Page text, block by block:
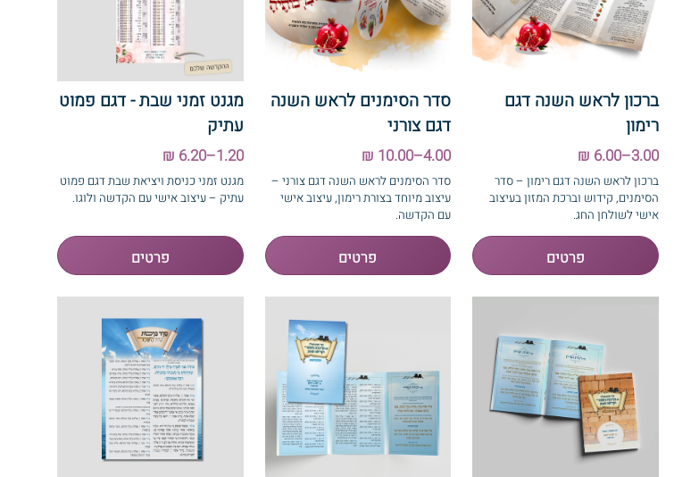
ברכון לראש השנה דגם
רימון
3.00–6.00 ₪
ברכון לראש השנה דגם רימון – סדר
הסימנים, קידוש וברכת המזון בעיצוב
אישי לשולחן החג.
סדר הסימנים לראש השנה
דגם צורני
4.00–10.00 ₪
סדר הסימנים לראש השנה דגם צורני –
עיצוב מיוחד בצורת רימון, עיצוב אישי
עם הקדשה.
מגנט זמני שבת - דגם פמוט
עתיק
1.20–6.20 ₪
מגנט זמני כניסת ויציאת שבת דגם פמוט
עתיק – עיצוב אישי עם הקדשה ולוגו.